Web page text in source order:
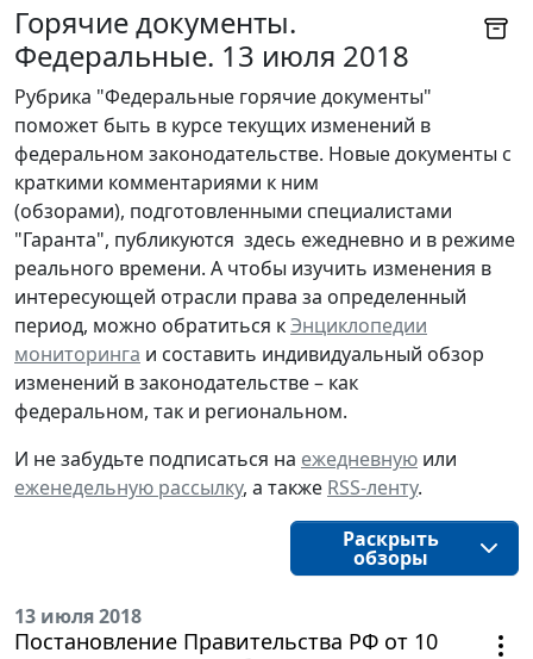
Горячие документы.
Федеральные. 13 июля 2018
Рубрика "Федеральные горячие документы"
поможет быть в курсе текущих изменений в
федеральном законодательстве. Новые документы с
краткими комментариями к ним
(обзорами), подготовленными специалистами
"Гаранта", публикуются здесь ежедневно и в режиме
реального времени. А чтобы изучить изменения в
интересующей отрасли права за определенный
период, можно обратиться кЭнциклопедии
мониторинга и составить индивидуальный обзор
изменений в законодательстве – как
федеральном, так и региональном.
И не забудьте подписаться на ежедневную или
еженедельную рассылку, а также RSS-ленту.
Раскрыть
обзоры
13 июля 2018
Постановление Правительства РФ от 10